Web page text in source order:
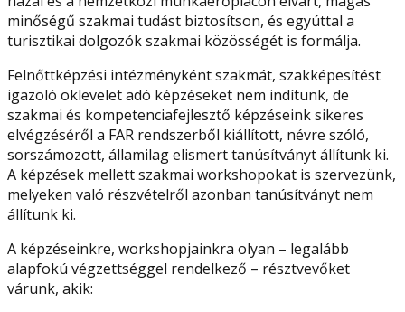
minőségű szakmai tudást biztosítson, és egyúttal a
turisztikai dolgozók szakmai közösségét is formálja.
Felnőttképzési intézményként szakmát, szakképesítést
igazoló oklevelet adó képzéseket nem indítunk, de
szakmai és kompetenciafejlesztő képzéseink sikeres
elvégzéséről a FAR rendszerből kiállított, névre szóló,
sorszámozott, államilag elismert tanúsítványt állítunk ki.
A képzések mellett szakmai workshopokat is szervezünk,
melyeken való részvételről azonban tanúsítványt nem
állítunk ki.
A képzéseinkre, workshopjainkra olyan – legalább
alapfokú végzettséggel rendelkező – résztvevőket
várunk, akik: